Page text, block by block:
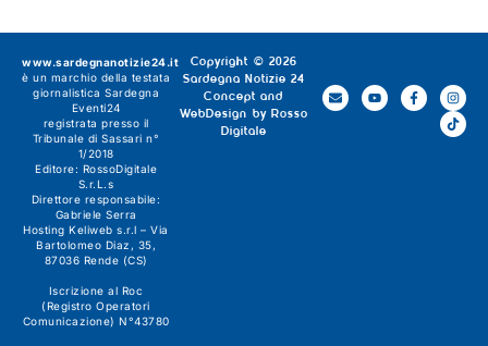
Copyright © 2026
Sardegna Notizie 24
Concept and
WebDesign by Rosso
Digitale
www.sardegnanotizie24.it
è un marchio della testata
giornalistica Sardegna
Eventi24
registrata presso il
Tribunale di Sassari n°
1/2018
Editore: RossoDigitale
S.r.L.s
Direttore responsabile:
Gabriele Serra
Hosting Keliweb s.r.l – Via
Bartolomeo Diaz, 35,
87036 Rende (CS)
Iscrizione al Roc
(Registro Operatori
Comunicazione) N°43780